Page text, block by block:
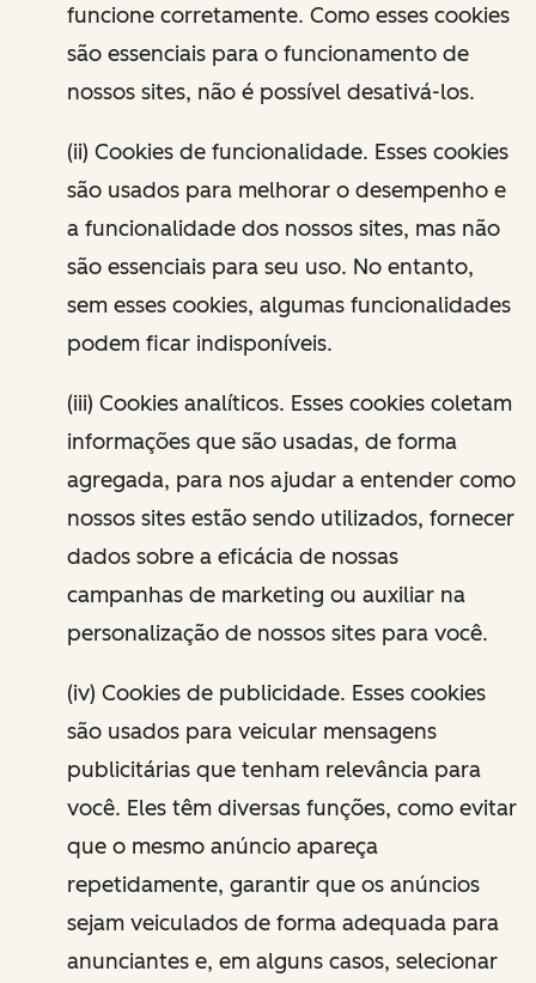
funcione corretamente. Como esses cookies
são essenciais para o funcionamento de
nossos sites, não é possível desativá-los.
(ii) Cookies de funcionalidade. Esses cookies
são usados para melhorar o desempenho e
a funcionalidade dos nossos sites, mas não
são essenciais para seu uso. No entanto,
sem esses cookies, algumas funcionalidades
podem ficar indisponíveis.
(iii) Cookies analíticos. Esses cookies coletam
informações que são usadas, de forma
agregada, para nos ajudar a entender como
nossos sites estão sendo utilizados, fornecer
dados sobre a eficácia de nossas
campanhas de marketing ou auxiliar na
personalização de nossos sites para você.
(iv) Cookies de publicidade. Esses cookies
são usados para veicular mensagens
publicitárias que tenham relevância para
você. Eles têm diversas funções, como evitar
que o mesmo anúncio apareça
repetidamente, garantir que os anúncios
sejam veiculados de forma adequada para
anunciantes e, em alguns casos, selecionar